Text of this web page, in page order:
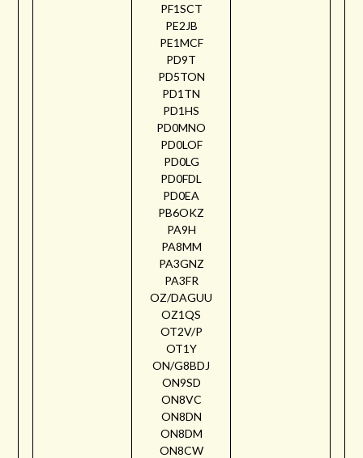
PF1SCT
PE2JB
PE1MCF
PD9T
PD5TON
PD1TN
PD1HS
PD0MNO
PD0LOF
PD0LG
PD0FDL
PD0EA
PB6OKZ
PA9H
PA8MM
PA3GNZ
PA3FR
OZ/DAGUU
OZ1QS
OT2V/P
OT1Y
ON/G8BDJ
ON9SD
ON8VC
ON8DN
ON8DM
ON8CW